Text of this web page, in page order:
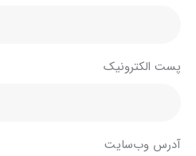
پست الکترونیک
آدرس وب‌سایت